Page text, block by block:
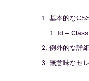
基本的な
Id –
例外的な詳
無意味なセ